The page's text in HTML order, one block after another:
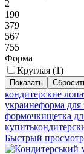
2
190
379
567
755
Форма
Круглая (1)
кондитерские
украинеформа для
формочкищетка
купить
Быстрый просмотр